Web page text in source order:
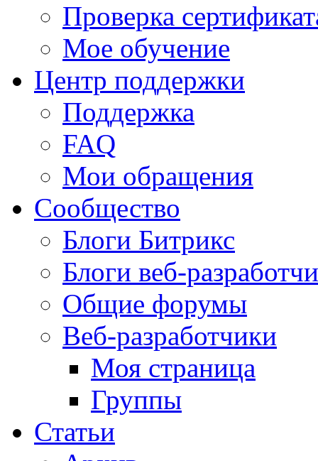
Проверка
Мое обучение
Центр поддержки
Поддержка
FAQ
Мои обращения
Сообщество
Блоги Битрикс
Блоги веб-
Общие форумы
Веб-разработчики
Моя страница
Группы
Статьи